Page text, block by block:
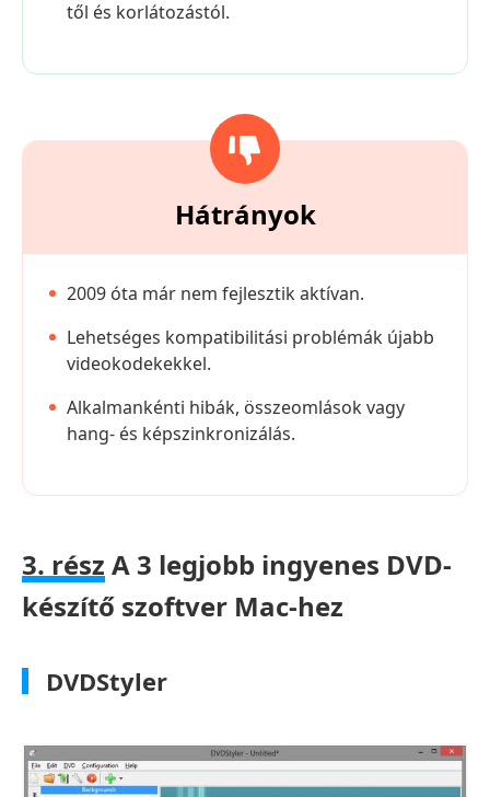
től és korlátozástól.
Hátrányok
2009 óta már nem fejlesztik aktívan.
Lehetséges kompatibilitási problémák újabb
videokodekekkel.
Alkalmankénti hibák, összeomlások vagy
hang- és képszinkronizálás.
3. rész A 3 legjobb ingyenes DVD-
készítő szoftver Mac-hez
DVDStyler